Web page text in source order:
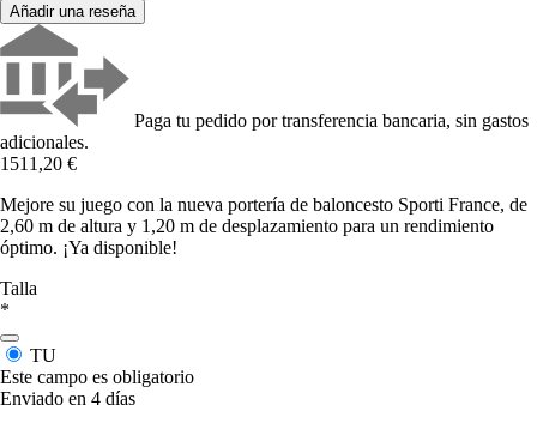
Añadir una reseña
Paga tu pedido por transferencia bancaria, sin gastos
adicionales.
1511,20 €
Mejore su juego con la nueva portería de baloncesto Sporti France, de
2,60 m de altura y 1,20 m de desplazamiento para un rendimiento
óptimo. ¡Ya disponible!
Talla
*
TU
Este campo es obligatorio
Enviado en 4 días